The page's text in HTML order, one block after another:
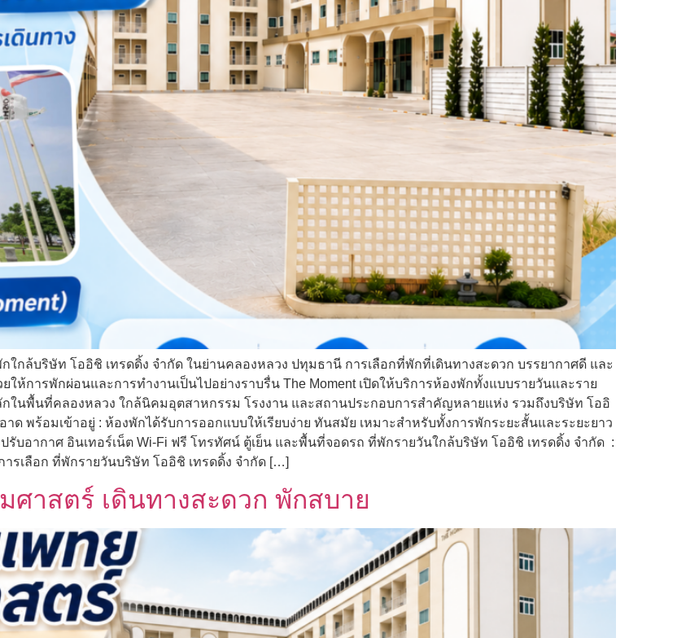
กล้บริษัท โออิชิ เทรดดิ้ง จำกัด ในย่านคลองหลวง ปทุมธานี การเลือกที่พักที่เดินทางสะดวก บรรยากาศดี และ
การพักผ่อนและการทำงานเป็นไปอย่างราบรื่น The Moment เปิดให้บริการห้องพักทั้งแบบรายวันและราย
กในพื้นที่คลองหลวง ใกล้นิคมอุตสาหกรรม โรงงาน และสถานประกอบการสำคัญหลายแห่ง รวมถึงบริษัท โออิ
าด พร้อมเข้าอยู่ : ห้องพักได้รับการออกแบบให้เรียบง่าย ทันสมัย เหมาะสำหรับทั้งการพักระยะสั้นและระยะยาว
บอากาศ อินเทอร์เน็ต Wi-Fi ฟรี โทรทัศน์ ตู้เย็น และพื้นที่จอดรถ ที่พักรายวันใกล้บริษัท โออิชิ เทรดดิ้ง จำกัด :
รเลือก ที่พักรายวันบริษัท โออิชิ เทรดดิ้ง จำกัด […]
าสตร์ เดินทางสะดวก พักสบาย